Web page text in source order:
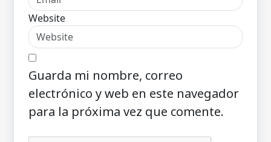
Website
Guarda mi nombre, correo
electrónico y web en este navegador
para la próxima vez que comente.